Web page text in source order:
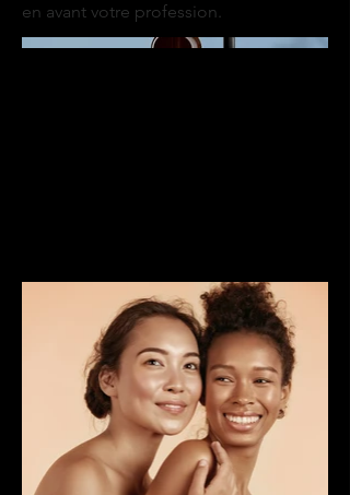
en avant votre profession.